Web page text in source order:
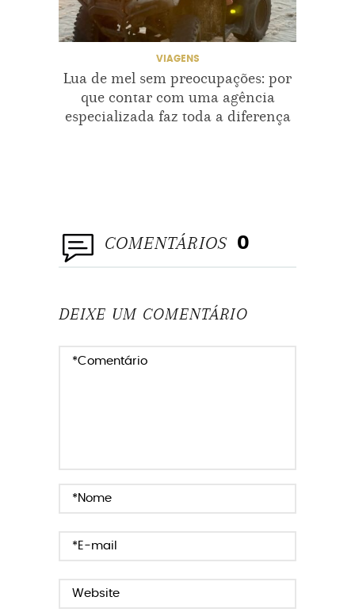
VIAGENSROMANTICAS VOUCASAR
VIAGENS
Lua de mel sem preocupações: por
que contar com uma agência
especializada faz toda a diferença
COMENTÁRIOS 0
DEIXE UM COMENTÁRIO